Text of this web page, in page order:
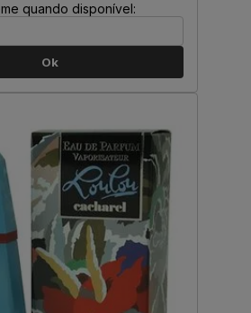
quando disponível:
Ok